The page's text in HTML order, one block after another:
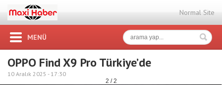
Normal Site
MENÜ
OPPO Find X9 Pro Türkiye’de
10 Aralık 2025 - 17:30
2 / 2